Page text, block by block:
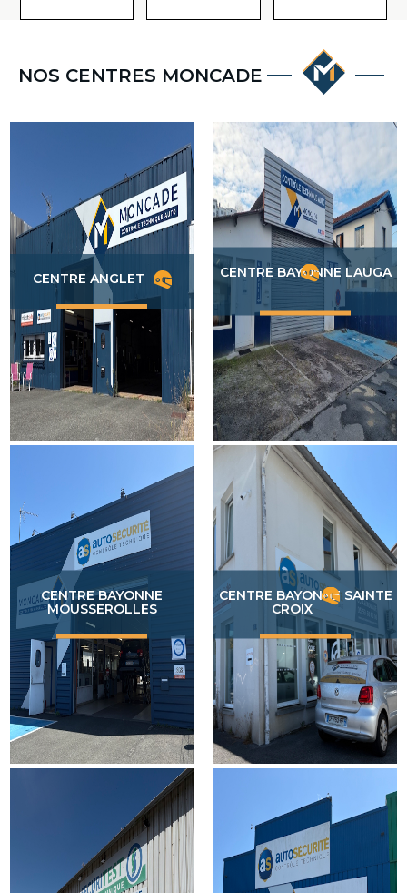
NOS CENTRES MONCADE
CENTRE ANGLET CENTRE BAYONNE LAUGA
CENTRE BAYONNE
MOUSSEROLLES
CENTRE BAYONNE SAINTE
CROIX